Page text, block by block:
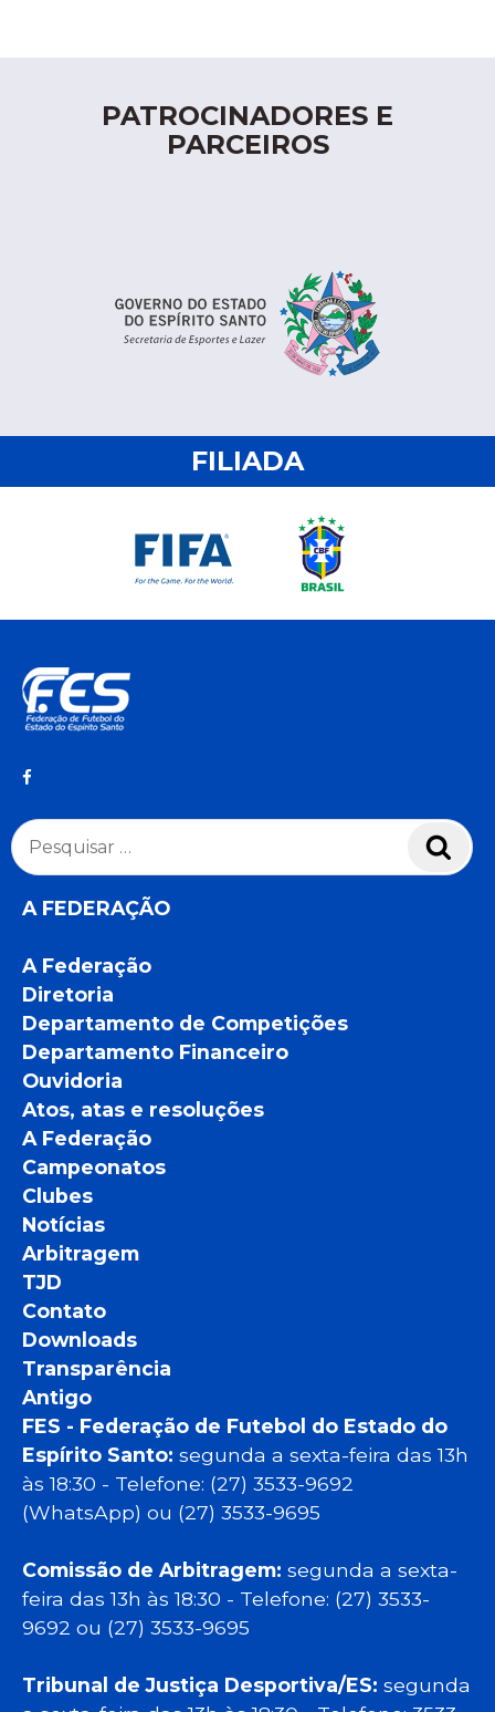
PATROCINADORES E
PARCEIROS
FILIADA
Pesquisar
por:
A FEDERAÇÃO
A Federação
Diretoria
Departamento de Competições
Departamento Financeiro
Ouvidoria
Atos, atas e resoluções
A Federação
Campeonatos
Clubes
Notícias
Arbitragem
TJD
Contato
Downloads
Transparência
Antigo
FES - Federação de Futebol do Estado do
Espírito Santo: segunda a sexta-feira das 13h
às 18:30 - Telefone: (27) 3533-9692
(WhatsApp) ou (27) 3533-9695
Comissão de Arbitragem: segunda a sexta-
feira das 13h às 18:30 - Telefone: (27) 3533-
9692 ou (27) 3533-9695
Tribunal de Justiça Desportiva/ES: segunda